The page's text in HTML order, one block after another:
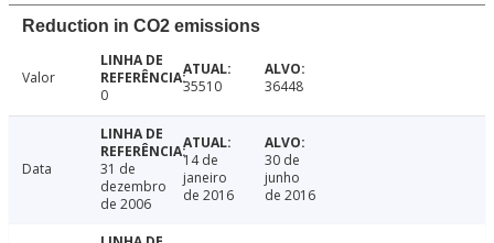
Reduction in CO2 emissions
Valor
0
35510 36448
Data
31 de
dezembro
de 2006
14 de
janeiro
de 2016
30 de
junho
de 2016